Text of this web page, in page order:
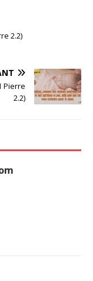
2.2)
Pierre
2.2)